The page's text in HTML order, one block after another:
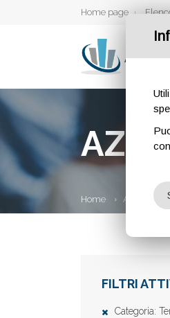
Home page
Home Aziende
FILTRI
Categoria: